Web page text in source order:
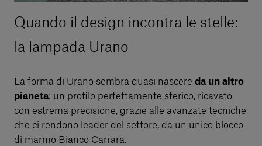
Quando il design incontra le stelle:
la lampada Urano
La forma di Urano sembra quasi nascere da un altro
pianeta: un profilo perfettamente sferico, ricavato
con estrema precisione, grazie alle avanzate tecniche
che ci rendono leader del settore, da un unico blocco
di marmo Bianco Carrara.